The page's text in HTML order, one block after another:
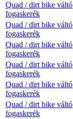
Quad / dirt bike váltó
fogaskerék
Quad / dirt bike váltó
fogaskerék
Quad / dirt bike váltó
fogaskerék
Quad / dirt bike váltó
fogaskerék
Quad / dirt bike váltó
fogaskerék
Quad / dirt bike váltó
fogaskerék